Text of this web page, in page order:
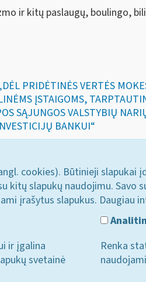
ir kitų paslaugų, boulingo,
PRIDĖTINĖS VERTĖS
ĮSTAIGOMS,
SĄJUNGOS VALSTYBIŲ
BANKUI“
cookies). Būtinieji slapukai
kitų slapukų naudojimu.
įrašytus slapukus. Daugiau
ir įgalina
svetainė
Renka